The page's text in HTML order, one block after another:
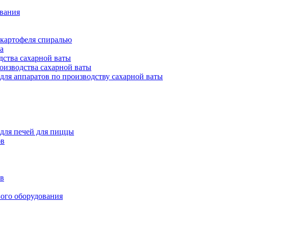
спиралью
сахарной ваты
сахарной ваты
аппаратов по производству сахарной ваты
печей для пиццы
оборудования